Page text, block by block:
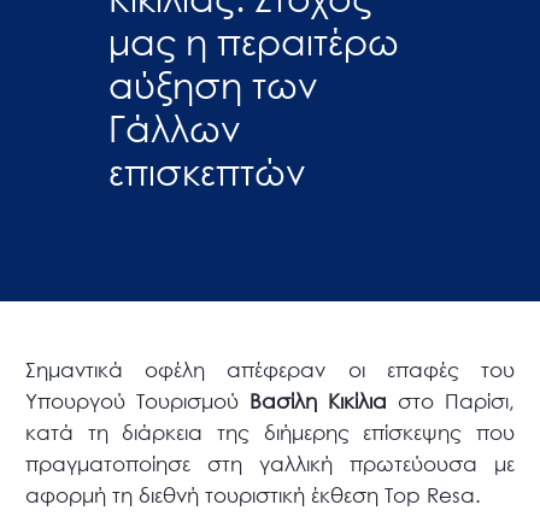
μας η περαιτέρω
αύξηση των
Γάλλων
επισκεπτών
Σημαντικά οφέλη απέφεραν οι επαφές του
Υπουργού Τουρισμού Βασίλη Κικίλια στο Παρίσι,
κατά τη διάρκεια της διήμερης επίσκεψης που
πραγματοποίησε στη γαλλική πρωτεύουσα με
αφορμή τη διεθνή τουριστική έκθεση Top Resa.